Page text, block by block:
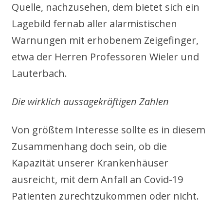
Quelle, nachzusehen, dem bietet sich ein
Lagebild fernab aller alarmistischen
Warnungen mit erhobenem Zeigefinger,
etwa der Herren Professoren Wieler und
Lauterbach.
Die wirklich aussagekräftigen Zahlen
Von größtem Interesse sollte es in diesem
Zusammenhang doch sein, ob die
Kapazität unserer Krankenhäuser
ausreicht, mit dem Anfall an Covid-19
Patienten zurechtzukommen oder nicht.